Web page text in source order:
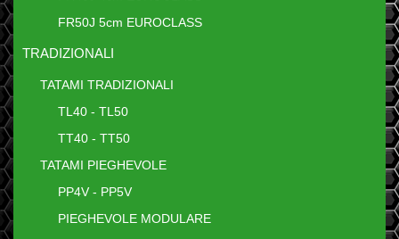
FR50J 5cm EUROCLASS
TRADIZIONALI
TATAMI TRADIZIONALI
TL40 - TL50
TT40 - TT50
TATAMI PIEGHEVOLE
PP4V - PP5V
PIEGHEVOLE MODULARE